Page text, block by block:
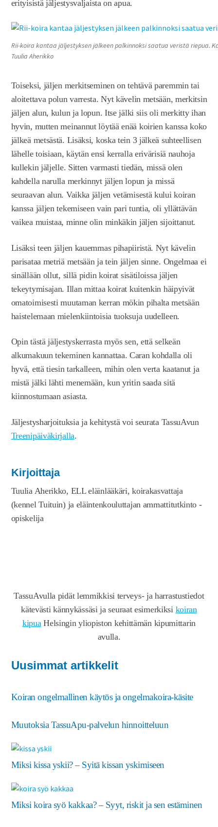
erityisistä jäljestysvaljaista on apua.
Rii-koira kantaa jäljestyksen jälkeen palkinnoksi saatua veristä riepua.
Tuulia Aherikko
Toiseksi, jäljen merkitseminen on tehtävä paremmin tai
aloitettava polun varresta. Nyt kävelin metsään, merkitsin
jäljen alun, kulun ja lopun. Itse jälki siis oli merkitty ihan
hyvin, mutten meinannut löytää enää koirien kanssa koko
jälkeä metsästä. Lisäksi, koska tein 3 jälkeä suhteellisen
lähelle toisiaan, käytän ensi kerralla erivärisiä nauhoja
kullekin jäljelle. Sitten varmasti tiedän, missä olen
kahdella narulla merkinnyt jäljen lopun ja missä
seuraavan alun. Vaikka jäljen vetämisestä kului koiran
kanssa jäljen tekemiseen vain pari tuntia, oli yllättävän
vaikea muistaa, minne olin minkäkin jäljen sijoittanut.
Lisäksi teen jäljen kauemmas pihapiiristä. Nyt kävelin
parisataa metriä metsään ja tein jäljen sinne. Ongelmaa ei
sinällään ollut, sillä pidin koirat sisätiloissa jäljen
tekeytymisajan. Illan mittaa koirat kuitenkin häipyivät
omatoimisesti muutaman kerran mökin pihalta metsään
haistelemaan mielenkiintoisia tuoksuja uudelleen.
Opin tästä jäljestyskerrasta myös sen, että selkeän
alkumakuun tekeminen kannattaa. Caran kohdalla oli
hyvä, että tiesin tarkalleen, mihin olen verta kaatanut ja
mistä jälki lähti menemään, kun yritin saada sitä
kiinnostumaan asiasta.
Jäljestysharjoituksia ja kehitystä voi seurata TassuAvun
Treenipäiväkirjalla.
Kirjoittaja
Tuulia Aherikko, ELL eläinlääkäri, koirakasvattaja
(kennel Tuituin) ja eläintenkouluttajan ammattitutkinto -
opiskelija
TassuAvulla pidät lemmikkisi terveys- ja harrastustiedot
kätevästi kännykässäsi ja seuraat esimerkiksi koiran
kipuaHelsingin yliopiston kehittämän kipumittarin
avulla.
Uusimmat artikkelit
Koiran ongelmallinen käytös ja ongelmakoira-käsite
Muutoksia TassuApu-palvelun hinnoitteluun
Miksi kissa yskii? – Syitä kissan yskimiseen
Miksi koira syö kakkaa? – Syyt, riskit ja sen estäminen